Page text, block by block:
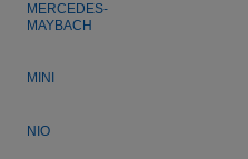
MERCEDES-
MAYBACH
MINI
NIO